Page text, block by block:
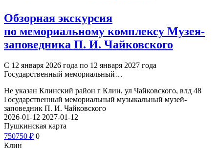
Обзорная экскурсия
по мемориальному комплексу Музея-
заповедника П. И. Чайковского
С 12 января 2026 года по 12 января 2027 года
Государственный мемориальный…
Не указан Клинский район г Клин, ул Чайковского, влд 48
Государственный мемориальный музыкальный музей-
заповедник П. И. Чайковского
2026-01-12 2027-01-12
Пушкинская карта
750750 ₽ 0
Клин